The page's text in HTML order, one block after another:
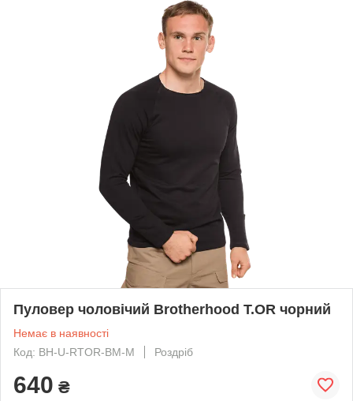
Пуловер чоловічий Brotherhood T.OR чорний
Немає в наявності
Код: BH-U-RTOR-BM-M
Роздріб
640 ₴